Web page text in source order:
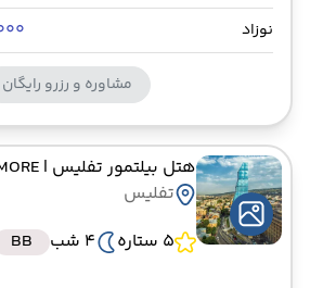
نوزاد
مشاوره و رزرو رایگان
هتل بیلتمور تفلیس | BILTMORE
تفلیس
5 ستاره
4 شب BB